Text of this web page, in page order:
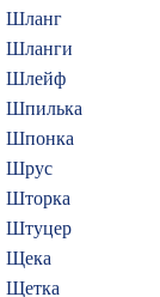
Шланг
Шланги
Шлейф
Шпилька
Шпонка
Шрус
Шторка
Штуцер
Щека
Щетка